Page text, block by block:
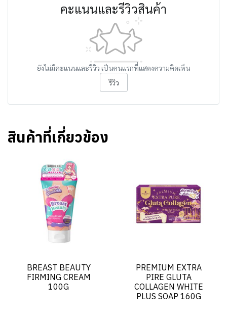
คะแนนและรีวิวสินค้า
ยังไม่มีคะแนนและรีวิว เป็นคนแรกที่แสดงความคิดเห็น
รีวิว
สินค้าที่เกี่ยวข้อง
BREAST BEAUTY
FIRMING CREAM
100G
PREMIUM EXTRA
PIRE GLUTA
COLLAGEN WHITE
PLUS SOAP 160G